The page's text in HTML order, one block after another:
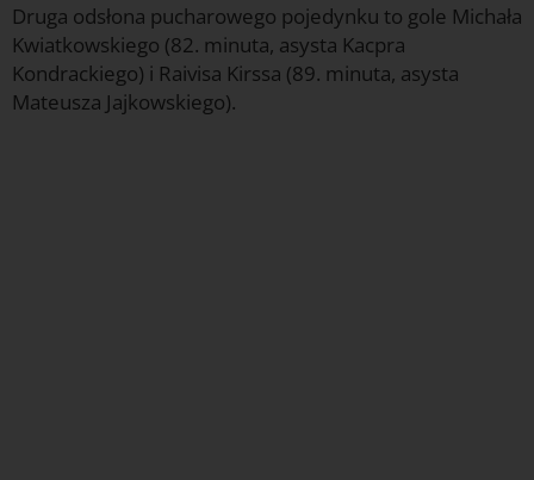
Druga odsłona pucharowego pojedynku to gole Michała
Kwiatkowskiego (82. minuta, asysta Kacpra
Kondrackiego) i Raivisa Kirssa (89. minuta, asysta
Mateusza Jajkowskiego).